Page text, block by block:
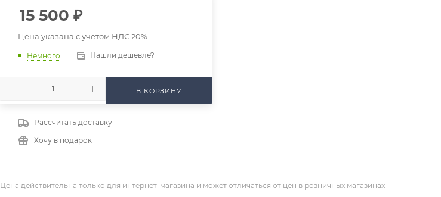
15 500 ₽
Цена указана с учетом НДС 20%
Немного Нашли дешевле?
В КОРЗИНУ
Рассчитать доставку
Хочу в подарок
Цена действительна только для интернет-магазина и может отличаться от цен в розничных магазинах